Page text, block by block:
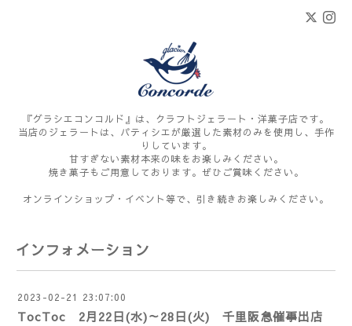
『グラシエコンコルド』は、クラフトジェラート・洋菓子店です。
当店のジェラートは、パティシエが厳選した素材のみを使用し、手作
りしています。
甘すぎない素材本来の味をお楽しみください。
焼き菓子もご用意しております。ぜひご賞味ください。
オンラインショップ・イベント等で、引き続きお楽しみください。
インフォメーション
2023-02-21 23:07:00
TocToc 2月22日(水)～28日(火) 千里阪急催事出店